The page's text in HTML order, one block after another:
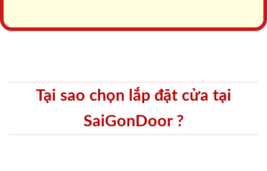
Tại sao chọn lắp đặt cửa tại
SaiGonDoor ?